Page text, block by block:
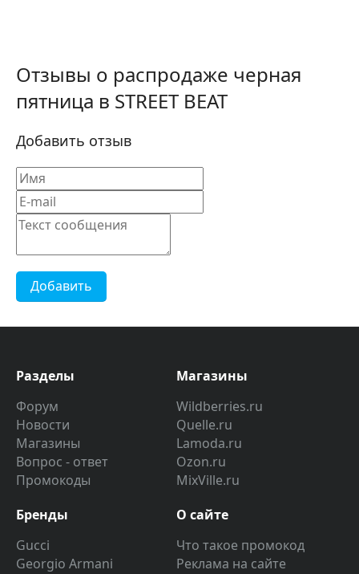
Отзывы о распродаже черная
пятница в STREET BEAT
Добавить отзыв
Добавить
Разделы
Форум
Новости
Магазины
Вопрос - ответ
Промокоды
Магазины
Wildberries.ru
Quelle.ru
Lamoda.ru
Ozon.ru
MixVille.ru
Бренды
Gucci
Georgio Armani
О сайте
Что такое промокод
Реклама на сайте